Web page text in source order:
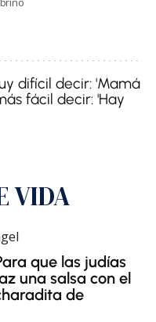
difícil decir: 'Mamá
fácil decir: 'Hay
VIDA
que las judías
una salsa con el
de